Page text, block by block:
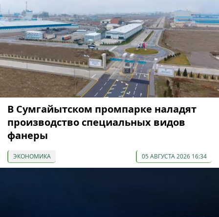
В Сумгайытском промпарке наладят
производство специальных видов
фанеры
ЭКОНОМИКА 05 АВГУСТА 2026 16:34